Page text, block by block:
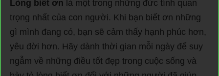
Lòng biết ơn là một trong những đức tính quan
trọng nhất của con người. Khi bạn biết ơn những
gì mình đang có, bạn sẽ cảm thấy hạnh phúc hơn,
yêu đời hơn. Hãy dành thời gian mỗi ngày để suy
ngẫm về những điều tốt đẹp trong cuộc sống và